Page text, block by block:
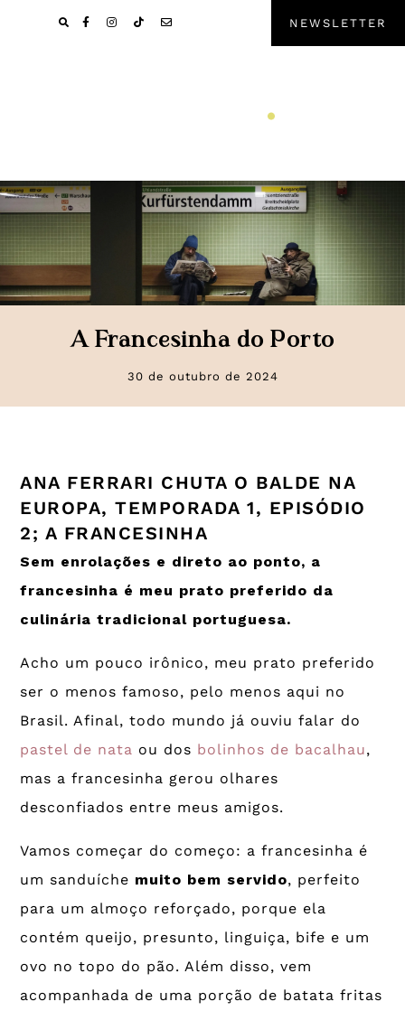
NEWSLETTER
A Francesinha do Porto
30 de outubro de 2024
ANA FERRARI CHUTA O BALDE NA
EUROPA, TEMPORADA 1, EPISÓDIO
2; A FRANCESINHA
Sem enrolações e direto ao ponto, a
francesinha é meu prato preferido da
culinária tradicional portuguesa.
Acho um pouco irônico, meu prato preferido
ser o menos famoso, pelo menos aqui no
Brasil. Afinal, todo mundo já ouviu falar do
pastel de nata ou dos bolinhos de bacalhau,
mas a francesinha gerou olhares
desconfiados entre meus amigos.
Vamos começar do começo: a francesinha é
um sanduíche muito bem servido, perfeito
para um almoço reforçado, porque ela
contém queijo, presunto, linguiça, bife e um
ovo no topo do pão. Além disso, vem
acompanhada de uma porção de batata fritas